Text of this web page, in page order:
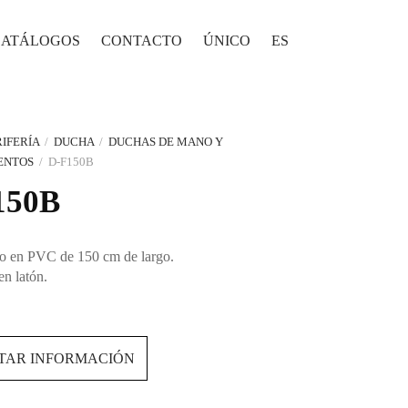
CONTACTO ÚNICO ES
/ DUCHA / DUCHAS DE MANO Y
/ D-F150B
en PVC de 150 cm de largo.
latón.
INFORMACIÓN